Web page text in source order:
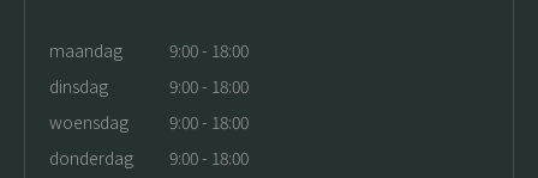
maandag
9:00 - 18:00
dinsdag
9:00 - 18:00
woensdag
9:00 - 18:00
donderdag
9:00 - 18:00